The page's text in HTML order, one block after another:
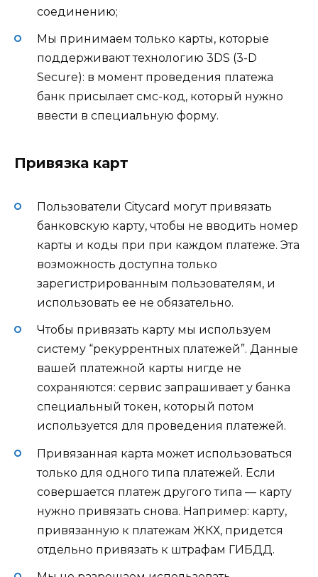
соединению;
Мы принимаем только карты, которые
поддерживают технологию 3DS (3-D
Secure): в момент проведения платежа
банк присылает смс-код, который нужно
ввести в специальную форму.
Привязка карт
Пользователи Citycard могут привязать
банковскую карту, чтобы не вводить номер
карты и коды при при каждом платеже. Эта
возможность доступна только
зарегистрированным пользователям, и
использовать ее не обязательно.
Чтобы привязать карту мы используем
систему “рекуррентных платежей”. Данные
вашей платежной карты нигде не
сохраняются: сервис запрашивает у банка
специальный токен, который потом
используется для проведения платежей.
Привязанная карта может использоваться
только для одного типа платежей. Если
совершается платеж другого типа — карту
нужно привязать снова. Например: карту,
привязанную к платежам ЖКХ, придется
отдельно привязать к штрафам ГИБДД.